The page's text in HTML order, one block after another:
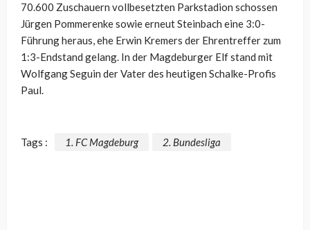
70.600 Zuschauern vollbesetzten Parkstadion schossen
Jürgen Pommerenke sowie erneut Steinbach eine 3:0-
Führung heraus, ehe Erwin Kremers der Ehrentreffer zum
1:3-Endstand gelang. In der Magdeburger Elf stand mit
Wolfgang Seguin der Vater des heutigen Schalke-Profis
Paul.
Tags : 1. FC Magdeburg 2. Bundesliga